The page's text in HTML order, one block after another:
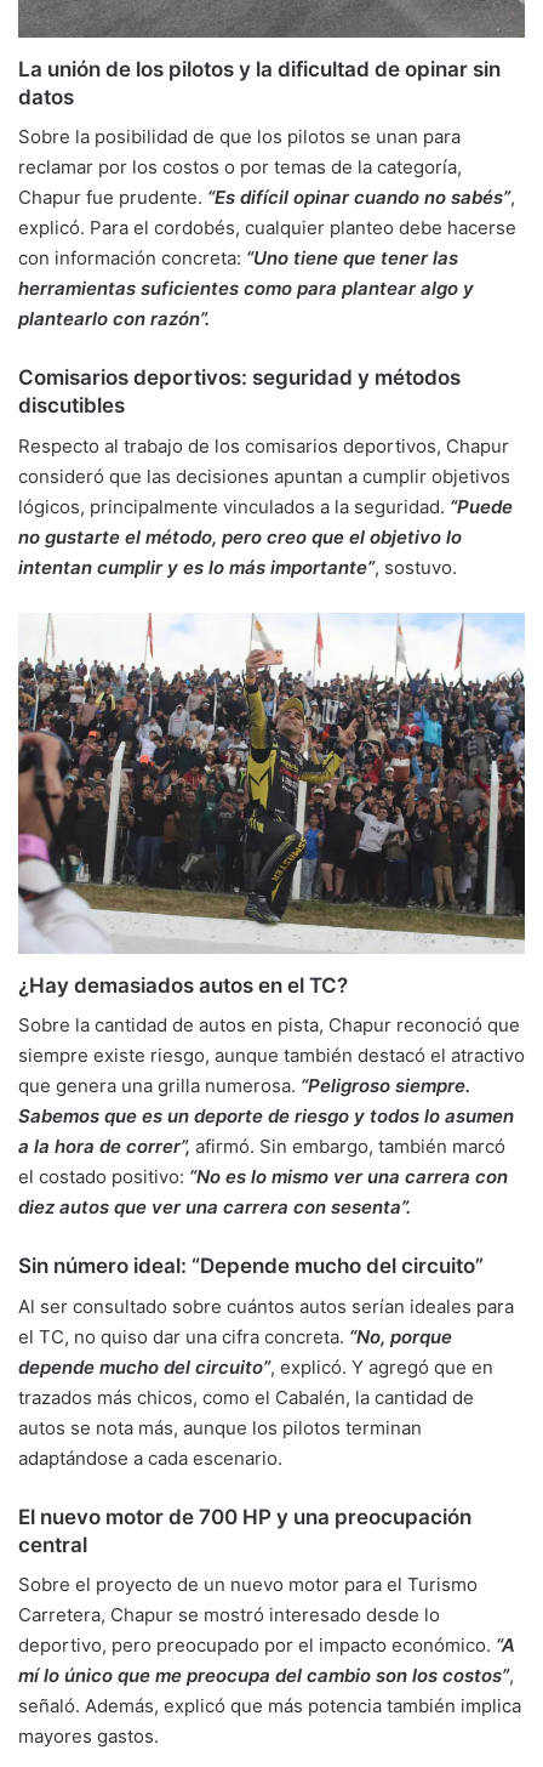
La unión de los pilotos y la dificultad de opinar sin
datos
Sobre la posibilidad de que los pilotos se unan para
reclamar por los costos o por temas de la categoría,
Chapur fue prudente. “Es difícil opinar cuando no sabés”,
explicó. Para el cordobés, cualquier planteo debe hacerse
con información concreta: “Uno tiene que tener las
herramientas suficientes como para plantear algo y
plantearlo con razón”.
Comisarios deportivos: seguridad y métodos
discutibles
Respecto al trabajo de los comisarios deportivos, Chapur
consideró que las decisiones apuntan a cumplir objetivos
lógicos, principalmente vinculados a la seguridad. “Puede
no gustarte el método, pero creo que el objetivo lo
intentan cumplir y es lo más importante”, sostuvo.
¿Hay demasiados autos en el TC?
Sobre la cantidad de autos en pista, Chapur reconoció que
siempre existe riesgo, aunque también destacó el atractivo
que genera una grilla numerosa. “Peligroso siempre.
Sabemos que es un deporte de riesgo y todos lo asumen
a la hora de correr”, afirmó. Sin embargo, también marcó
el costado positivo: “No es lo mismo ver una carrera con
diez autos que ver una carrera con sesenta”.
Sin número ideal: “Depende mucho del circuito”
Al ser consultado sobre cuántos autos serían ideales para
el TC, no quiso dar una cifra concreta. “No, porque
depende mucho del circuito”, explicó. Y agregó que en
trazados más chicos, como el Cabalén, la cantidad de
autos se nota más, aunque los pilotos terminan
adaptándose a cada escenario.
El nuevo motor de 700 HP y una preocupación
central
Sobre el proyecto de un nuevo motor para el Turismo
Carretera, Chapur se mostró interesado desde lo
deportivo, pero preocupado por el impacto económico. “A
mí lo único que me preocupa del cambio son los costos”,
señaló. Además, explicó que más potencia también implica
mayores gastos.